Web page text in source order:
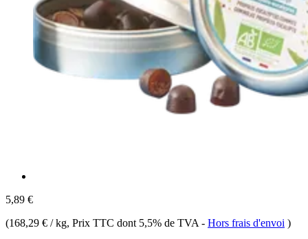
5,89 €
(168,29 € / kg, Prix TTC dont 5,5% de TVA - Hors frais d'envoi )